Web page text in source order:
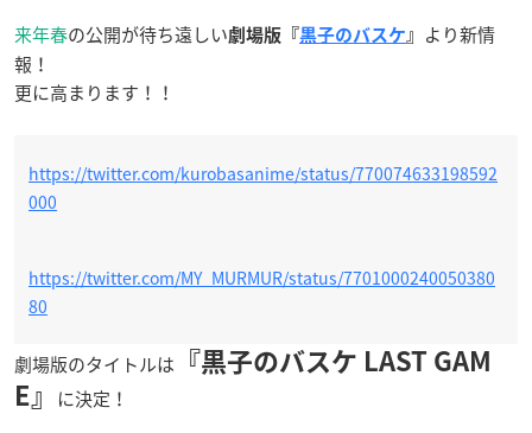
来年春の公開が待ち遠しい劇場版『黒子のバスケ 』
より新情
報！
更に高まります！！
https://twitter.com/kurobasanime/status/770074633198592
000
https://twitter.com/MY_MURMUR/status/7701000240050380
80
劇場版のタイトルは 『黒子のバスケ LAST GAM
E』 に決定！